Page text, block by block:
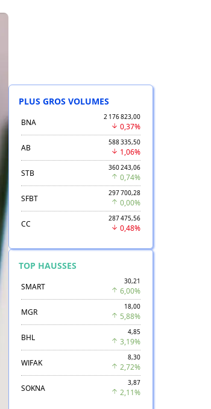
PLUS GROS VOLUMES
BNA
2 176 823,00
0,37%
AB
588 335,50
1,06%
STB
360 243,06
0,74%
SFBT
297 700,28
0,00%
CC
287 475,56
0,48%
TOP HAUSSES
SMART
30,21
6,00%
MGR
18,00
5,88%
BHL
4,85
3,19%
WIFAK
8,30
2,72%
SOKNA
3,87
2,11%